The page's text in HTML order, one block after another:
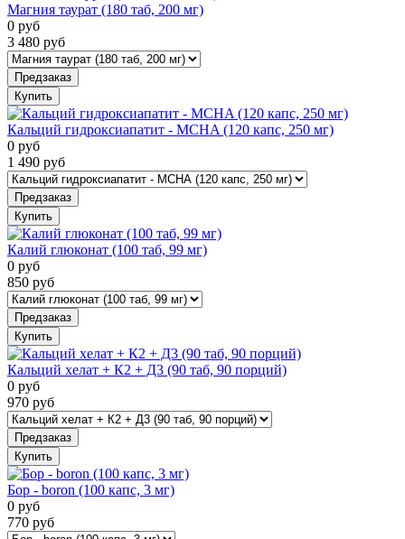
Магния таурат (180 таб, 200 мг)
0 руб
3 480 руб
Предзаказ
Купить
Кальций гидроксиапатит - MCHA (120 капс, 250 мг)
0 руб
1 490 руб
Предзаказ
Купить
Калий глюконат (100 таб, 99 мг)
0 руб
850 руб
Предзаказ
Купить
Кальций хелат + К2 + Д3 (90 таб, 90 порций)
0 руб
970 руб
Предзаказ
Купить
Бор - boron (100 капс, 3 мг)
0 руб
770 руб